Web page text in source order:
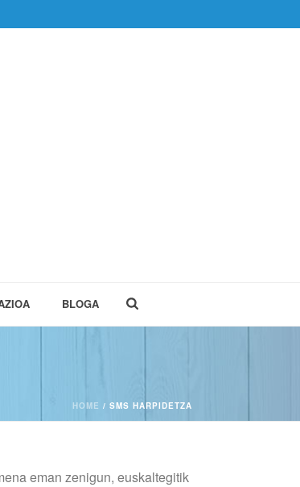
BLOGA
HOME / SMS HARPIDETZA
eman zenigun, euskaltegitik